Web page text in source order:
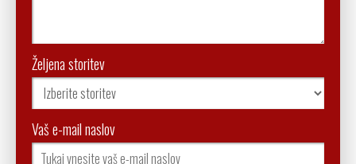
Željena storitev
Vaš e-mail naslov